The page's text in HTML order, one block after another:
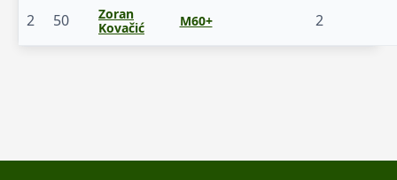
2 50
Zoran
Kovačić
M60+ 2